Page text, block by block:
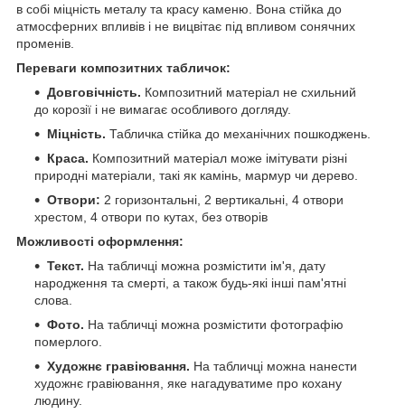
в собі міцність металу та красу каменю. Вона стійка до
атмосферних впливів і не вицвітає під впливом сонячних
променів.
Переваги композитних табличок:
Довговічність. Композитний матеріал не схильний
до корозії і не вимагає особливого догляду.
Міцність. Табличка стійка до механічних пошкоджень.
Краса. Композитний матеріал може імітувати різні
природні матеріали, такі як камінь, мармур чи дерево.
Отвори: 2 горизонтальні, 2 вертикальні, 4 отвори
хрестом, 4 отвори по кутах, без отворів
Можливості оформлення:
Текст. На табличці можна розмістити ім'я, дату
народження та смерті, а також будь-які інші пам'ятні
слова.
Фото. На табличці можна розмістити фотографію
померлого.
Художнє гравіювання. На табличці можна нанести
художнє гравіювання, яке нагадуватиме про кохану
людину.